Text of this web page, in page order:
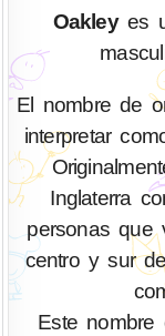
Oakleyes
El nombre de
interpretar
Inglaterra
personas que
centro y sur
Este nombre